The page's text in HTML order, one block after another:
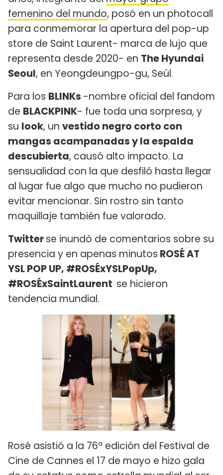
femenino del mundo, posó en un photocall
para conmemorar la apertura del pop-up
store de Saint Laurent- marca de lujo que
representa desde 2020- en The Hyundai
Seoul, en Yeongdeungpo-gu, Seúl.
Para los BLINKs -nombre oficial del fandom
de BLACKPINK- fue toda una sorpresa, y
su look, un vestido negro corto con
mangas acampanadas y la espalda
descubierta, causó alto impacto. La
sensualidad con la que desfiló hasta llegar
al lugar fue algo que mucho no pudieron
evitar mencionar. Sin rostro sin tanto
maquillaje también fue valorado.
Twitterse inundó de comentarios sobre su
presencia y en apenas minutos ROSÉ AT
YSL POP UP, #ROSÉxYSLPopUp,
#ROSÉxSaintLaurent se hicieron
tendencia mundial.
Rosé asistió a la 76ª edición del Festival de
Cine de Cannes el 17 de mayo e hizo gala